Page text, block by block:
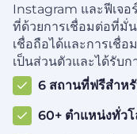
Instagram และฟีเจ
ที่ด้วยการเชื่อมต่อที่มั่
เชื่อถือได้และการเชื่
เป็นส่วนตัวและได้รับก
6 สถานที่ฟรีสำห
60+ ตำแหน่งทั่ว